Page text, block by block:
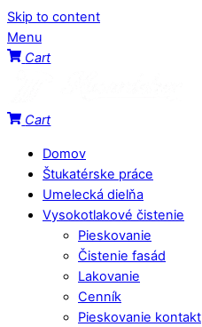
Skip to content
Menu
Cart
Cart
Domov
Štukatérske práce
Umelecká dielňa
Vysokotlakové čistenie
Pieskovanie
Čistenie fasád
Lakovanie
Cenník
Pieskovanie kontakt